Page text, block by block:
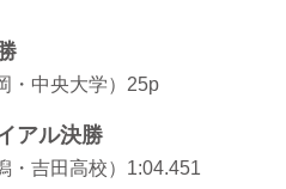
中央大学）25p
アル決勝
吉田高校）1:04.451